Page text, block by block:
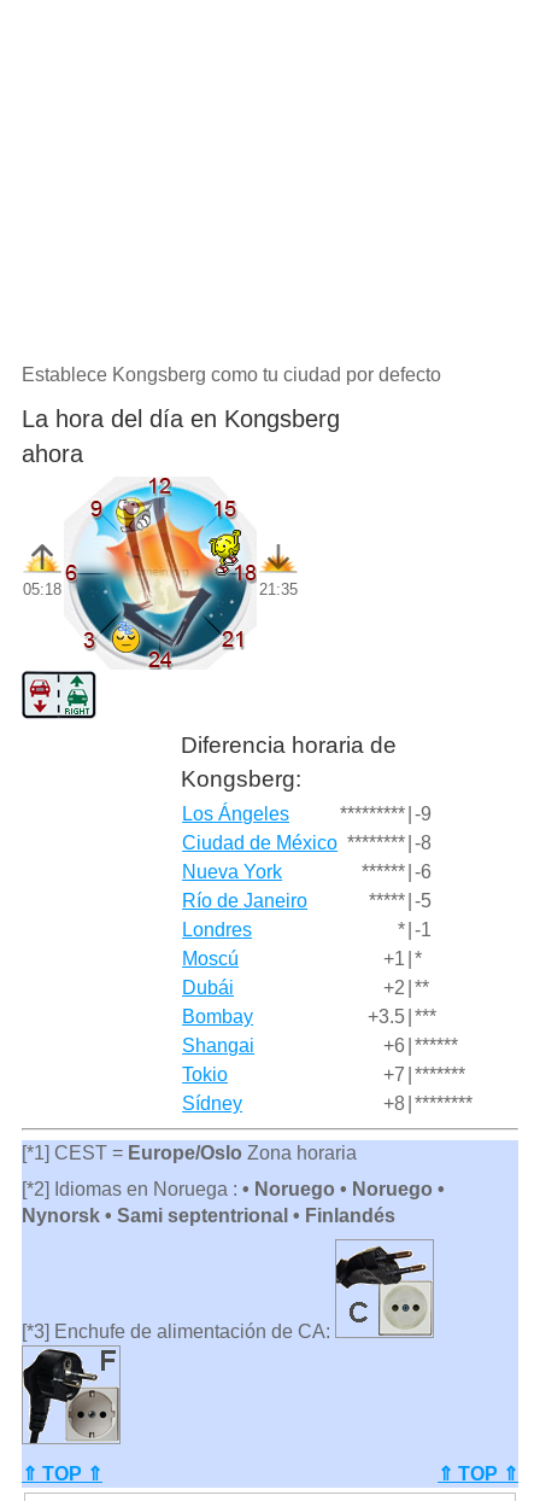
Establece Kongsberg como tu ciudad por defecto
La hora del día en Kongsberg
ahora
05:18 21:35
Diferencia horaria de
Kongsberg:
Los Ángeles ********* -9
Ciudad de México ******** -8
Nueva York
****** -6
Río de Janeiro
***** -5
Londres
* -1
Moscú
+1 *
Dubái
+2 **
Bombay
+3.5 ***
Shangai
+6 ******
Tokio
+7 *******
Sídney
+8 ********
[*1] CEST = Europe/Oslo Zona horaria
[*2] Idiomas en Noruega : • Noruego • Noruego •
Nynorsk • Sami septentrional • Finlandés
[*3] Enchufe de alimentación de CA:
⇑ TOP ⇑
⇑ TOP ⇑